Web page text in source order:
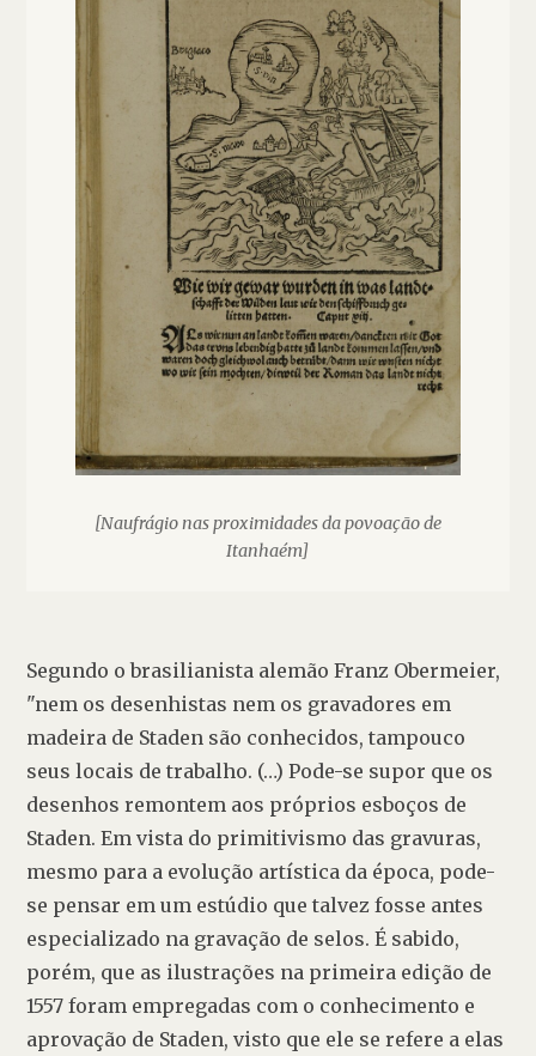
[Naufrágio nas proximidades da povoação de
Itanhaém]
Segundo o brasilianista alemão Franz Obermeier,
"nem os desenhistas nem os gravadores em
madeira de Staden são conhecidos, tampouco
seus locais de trabalho. (…) Pode-se supor que os
desenhos remontem aos próprios esboços de
Staden. Em vista do primitivismo das gravuras,
mesmo para a evolução artística da época, pode-
se pensar em um estúdio que talvez fosse antes
especializado na gravação de selos. É sabido,
porém, que as ilustrações na primeira edição de
1557 foram empregadas com o conhecimento e
aprovação de Staden, visto que ele se refere a elas